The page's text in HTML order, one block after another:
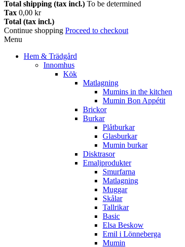
Total shipping (tax incl.) To be determined
Tax 0,00 kr
Total (tax incl.)
Continue shopping Proceed to checkout
Menu
Hem & Trädgård
Innomhus
Kök
Matlagning
Mumins in the kitchen
Mumin Bon Appétit
Brickor
Burkar
Plåtburkar
Glasburkar
Mumin burkar
Disktrasor
Emaljprodukter
Smurfarna
Matlagning
Muggar
Skålar
Tallrikar
Basic
Elsa Beskow
Emil i Lönneberga
Mumin